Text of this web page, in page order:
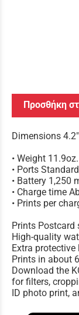
Προσθήκη
Dimensions
• Weight
• Ports
• Battery 1,250
• Charge time
• Prints per
Prints Postcard
High-quality
Extra
Prints in about
Download the
for filters,
ID photo print,